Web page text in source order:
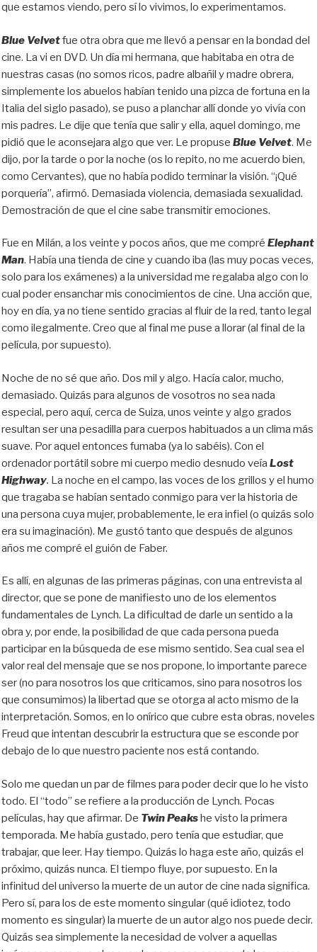
que estamos viendo, pero sí lo vivimos, lo experimentamos.
Blue Velvetfue otra obra que me llevó a pensar en la bondad del
cine. La vi en DVD. Un día mi hermana, que habitaba en otra de
nuestras casas (no somos ricos, padre albañil y madre obrera,
simplemente los abuelos habían tenido una pizca de fortuna en la
Italia del siglo pasado), se puso a planchar allí donde yo vivía con
mis padres. Le dije que tenía que salir y ella, aquel domingo, me
pidió que le aconsejara algo que ver. Le propuse Blue Velvet. Me
dijo, por la tarde o por la noche (os lo repito, no me acuerdo bien,
como Cervantes), que no había podido terminar la visión. “¡Qué
porquería”, afirmó. Demasiada violencia, demasiada sexualidad.
Demostración de que el cine sabe transmitir emociones.
Fue en Milán, a los veinte y pocos años, que me compré Elephant
Man. Había una tienda de cine y cuando iba (las muy pocas veces,
solo para los exámenes) a la universidad me regalaba algo con lo
cual poder ensanchar mis conocimientos de cine. Una acción que,
hoy en día, ya no tiene sentido gracias al fluir de la red, tanto legal
como ilegalmente. Creo que al final me puse a llorar (al final de la
película, por supuesto).
Noche de no sé que año. Dos mil y algo. Hacía calor, mucho,
demasiado. Quizás para algunos de vosotros no sea nada
especial, pero aquí, cerca de Suiza, unos veinte y algo grados
resultan ser una pesadilla para cuerpos habituados a un clima más
suave. Por aquel entonces fumaba (ya lo sabéis). Con el
ordenador portátil sobre mi cuerpo medio desnudo veía Lost
Highway. La noche en el campo, las voces de los grillos y el humo
que tragaba se habían sentado conmigo para ver la historia de
una persona cuya mujer, probablemente, le era infiel (o quizás solo
era su imaginación). Me gustó tanto que después de algunos
años me compré el guión de Faber.
Es allí, en algunas de las primeras páginas, con una entrevista al
director, que se pone de manifiesto uno de los elementos
fundamentales de Lynch. La dificultad de darle un sentido a la
obra y, por ende, la posibilidad de que cada persona pueda
participar en la búsqueda de ese mismo sentido. Sea cual sea el
valor real del mensaje que se nos propone, lo importante parece
ser (no para nosotros los que criticamos, sino para nosotros los
que consumimos) la libertad que se otorga al acto mismo de la
interpretación. Somos, en lo onírico que cubre esta obras, noveles
Freud que intentan descubrir la estructura que se esconde por
debajo de lo que nuestro paciente nos está contando.
Solo me quedan un par de filmes para poder decir que lo he visto
todo. El “todo” se refiere a la producción de Lynch. Pocas
películas, hay que afirmar. De Twin Peakshe visto la primera
temporada. Me había gustado, pero tenía que estudiar, que
trabajar, que leer. Hay tiempo. Quizás lo haga este año, quizás el
próximo, quizás nunca. El tiempo fluye, por supuesto. En la
infinitud del universo la muerte de un autor de cine nada significa.
Pero sí, para los de este momento singular (qué idiotez, todo
momento es singular) la muerte de un autor algo nos puede decir.
Quizás sea simplemente la necesidad de volver a aquellas